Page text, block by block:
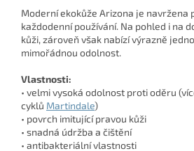
Moderní ekokůže Arizona je navržena
každodenní používání. Na pohled i na
kůži, zároveň však nabízí výrazně
mimořádnou odolnost.
Vlastnosti:
• velmi vysoká odolnost proti oděru
cyklů Martindale)
• povrch imitující pravou kůži
• snadná údržba a čištění
• antibakteriální vlastnosti